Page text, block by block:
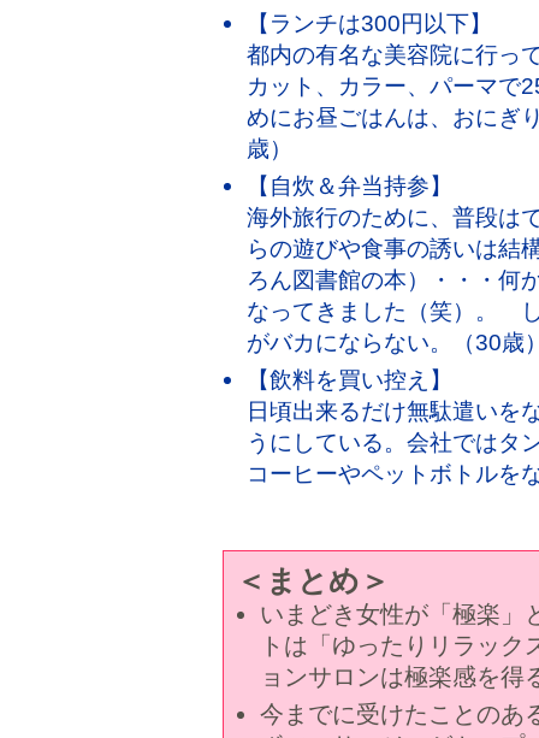
【ランチは300円以下】
都内の有名な美容院に行っ
カット、カラー、パーマで
めにお昼ごはんは、おにぎ
歳）
【自炊＆弁当持参】
海外旅行のために、普段は
らの遊びや食事の誘いは結
ろん図書館の本）・・・何
なってきました（笑）。
がバカにならない。（30歳
【飲料を買い控え】
日頃出来るだけ無駄遣いを
うにしている。会社ではタ
コーヒーやペットボトルを
＜まとめ＞
いまどき女性が「極楽」
トは「ゆったりリラッ
ョンサロンは極楽感を得
今までに受けたことのあ